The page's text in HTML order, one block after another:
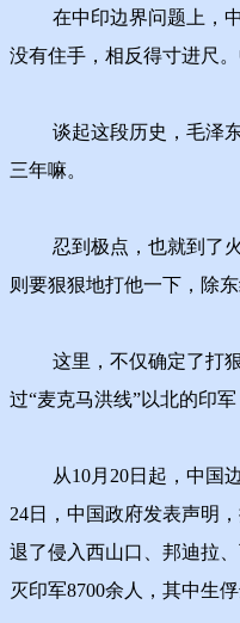
在中印边界问题上，中国
没有住手，相反得寸进尺
谈起这段历史，毛泽东后
三年嘛。
忍到极点，也就到了火
则要狠狠地打他一下，除
这里，不仅确定了打狠
过“麦克马洪线”以北的印
从10月20日起，中国边
24日，中国政府发表声明
退了侵入西山口、邦迪拉
灭印军8700余人，其中生